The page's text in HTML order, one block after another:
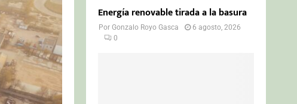
Energía renovable tirada a la basura
PorGonzalo Royo Gasca
6 agosto, 2026
0